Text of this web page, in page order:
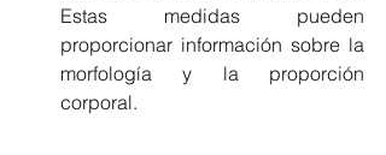
Estas medidas pueden
proporcionar información sobre la
morfología y la proporción
corporal.